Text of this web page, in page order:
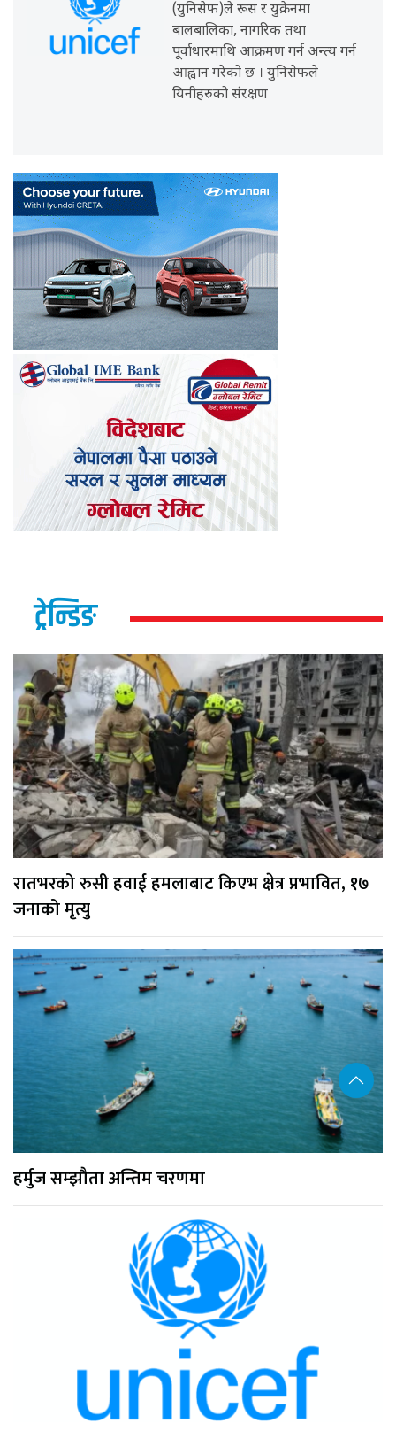
(युनिसेफ)ले रूस र युक्रेनमा
बालबालिका, नागरिक तथा
पूर्वाधारमाथि आक्रमण गर्न अन्त्य गर्न
आह्वान गरेको छ । युनिसेफले
यिनीहरुको संरक्षण
ट्रेन्डिङ
रातभरको रुसी हवाई हमलाबाट किएभ क्षेत्र प्रभावित, १७
जनाको मृत्यु
हर्मुज सम्झौता अन्तिम चरणमा